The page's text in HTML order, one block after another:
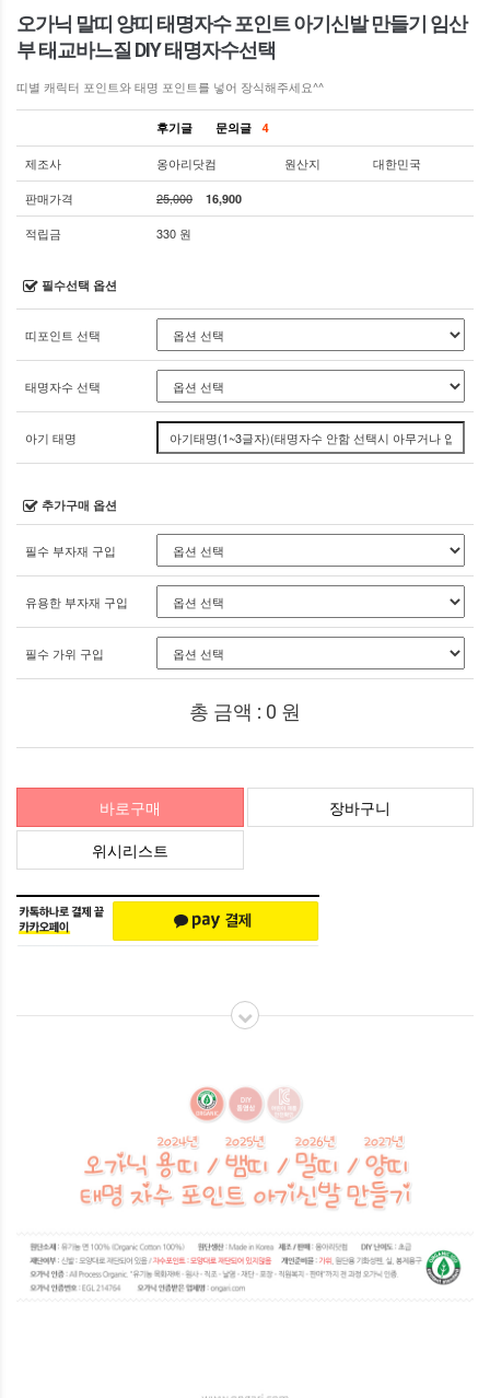
오가닉 말띠 양띠 태명자수 포인트 아기신발 만들기 임산
부 태교바느질 DIY 태명자수선택
띠별 캐릭터 포인트와 태명 포인트를 넣어 장식해주세요^^
후기글 문의글 4
제조사 옹아리닷컴 원산지
대한민국
판매가격
25,000 16,900
적립금 330 원
필수선택 옵션
띠포인트 선택
태명자수 선택
아기 태명
추가구매 옵션
필수 부자재 구입
유용한 부자재 구입
필수 가위 구입
총 금액 : 0 원
바로구매
장바구니
위시리스트